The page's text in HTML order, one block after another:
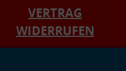
VERTRAG
WIDERRUFEN